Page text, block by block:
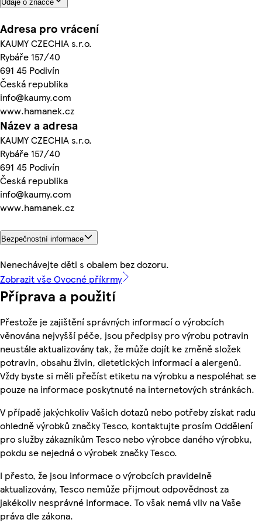
Údaje o značce
Adresa pro vrácení
KAUMY CZECHIA s.r.o.
Rybáře 157/40
691 45 Podivín
Česká republika
info@kaumy.com
www.hamanek.cz
Název a adresa
KAUMY CZECHIA s.r.o.
Rybáře 157/40
691 45 Podivín
Česká republika
info@kaumy.com
www.hamanek.cz
Bezpečnostní informace
Nenechávejte děti s obalem bez dozoru.
Zobrazit vše Ovocné příkrmy
Příprava a použití
Přestože je zajištění správných informací o výrobcích
věnována nejvyšší péče, jsou předpisy pro výrobu potravin
neustále aktualizovány tak, že může dojít ke změně složek
potravin, obsahu živin, dietetických informací a alergenů.
Vždy byste si měli přečíst etiketu na výrobku a nespoléhat se
pouze na informace poskytnuté na internetových stránkách.
V případě jakýchkoliv Vašich dotazů nebo potřeby získat radu
ohledně výrobků značky Tesco, kontaktujte prosím Oddělení
pro služby zákazníkům Tesco nebo výrobce daného výrobku,
pokdu se nejedná o výrobek značky Tesco.
I přesto, že jsou informace o výrobcích pravidelně
aktualizovány, Tesco nemůže přijmout odpovědnost za
jakékoliv nesprávné informace. To však nemá vliv na Vaše
práva dle zákona.